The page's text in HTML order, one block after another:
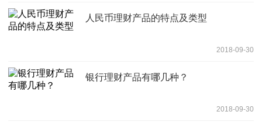
人民币理财产品的特点及类型
2018-09-30
银行理财产品有哪几种？
2018-09-30